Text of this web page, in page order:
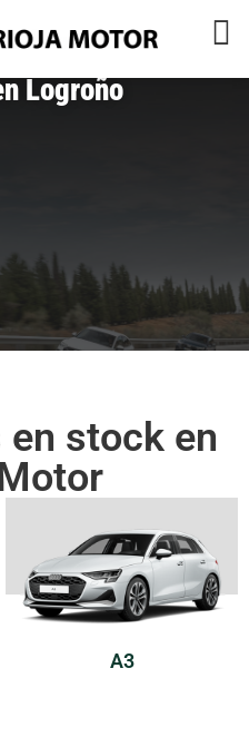
Logroño
stock en
A3